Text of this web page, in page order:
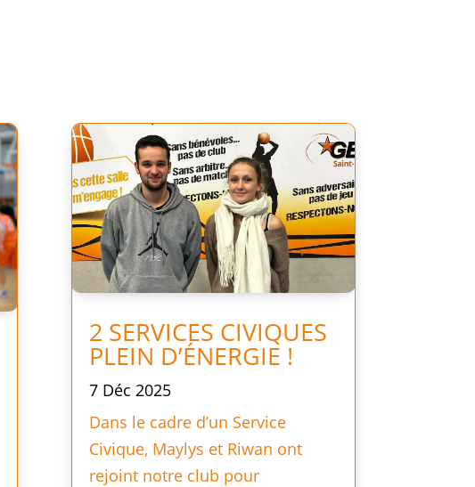
2 SERVICES CIVIQUES
PLEIN D’ÉNERGIE !
7 Déc 2025
Dans le cadre d’un Service
Civique, Maylys et Riwan ont
rejoint notre club pour